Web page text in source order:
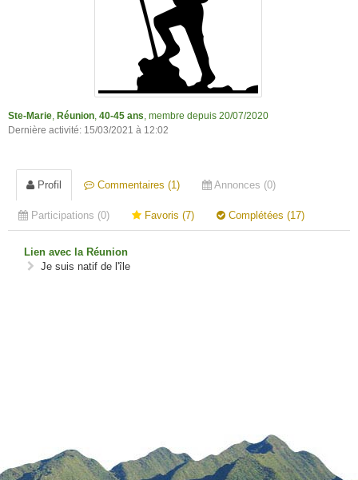
Ste-Marie Réunion 40-45 ans , membre depuis 20/07/2020
Dernière activité: 15/03/2021 à 12:02
Profil Commentaires (1) Annonces (0)
Participations (0) Favoris (7) Complétées (17)
Lien avec la Réunion
Je suis natif de l'île